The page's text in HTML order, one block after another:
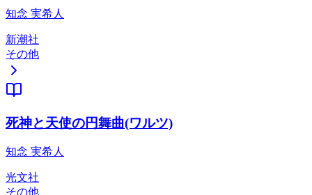
知念 実希人
新潮社
その他
死神と天使の円舞曲(ワルツ)
知念 実希人
光文社
その他